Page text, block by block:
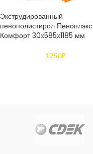
Экструдированный
пенополистирол Пеноплэкс
Комфорт 30х585х1185 мм
1250₽